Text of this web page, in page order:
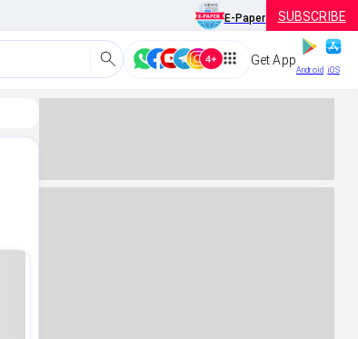
E-Paper SUBSCRIBE
Get App
Android iOS